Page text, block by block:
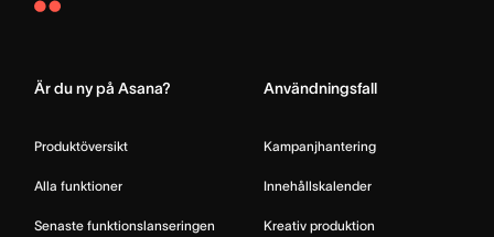
Asana
Är du ny på Asana?
Produktöversikt
Alla funktioner
Senaste funktionslanseringen
Användningsfall
Kampanjhantering
Innehållskalender
Kreativ produktion